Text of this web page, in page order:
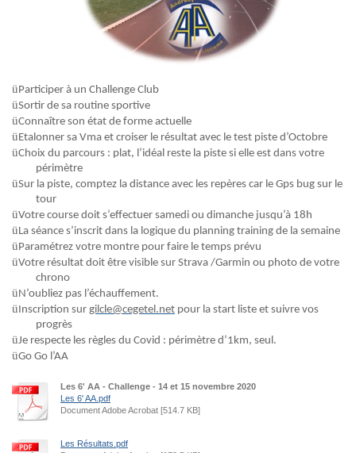
üParticiper à un Challenge Club
üSortir de sa routine sportive
üConnaître son état de forme actuelle
üEtalonner sa Vma et croiser le résultat avec le test piste d’Octobre
üChoix du parcours : plat, l’idéal reste la piste si elle est dans votre
périmètre
üSur la piste, comptez la distance avec les repères car le Gps bug sur le
tour
üVotre course doit s’effectuer samedi ou dimanche jusqu’à 18h
üLa séance s’inscrit dans la logique du planning training de la semaine
üParamétrez votre montre pour faire le temps prévu
üVotre résultat doit être visible sur Strava /Garmin ou photo de votre
chrono
üN’oubliez pas l’échauffement.
üInscription sur gilcle@cegetel.net pour la start liste et suivre vos
progrès
üJe respecte les règles du Covid : périmètre d’1km, seul.
üGo Go l’AA
Les 6' AA - Challenge - 14 et 15 novembre 2020
Les 6' AA.pdf
Document Adobe Acrobat [514.7 KB]
Les Résultats.pdf